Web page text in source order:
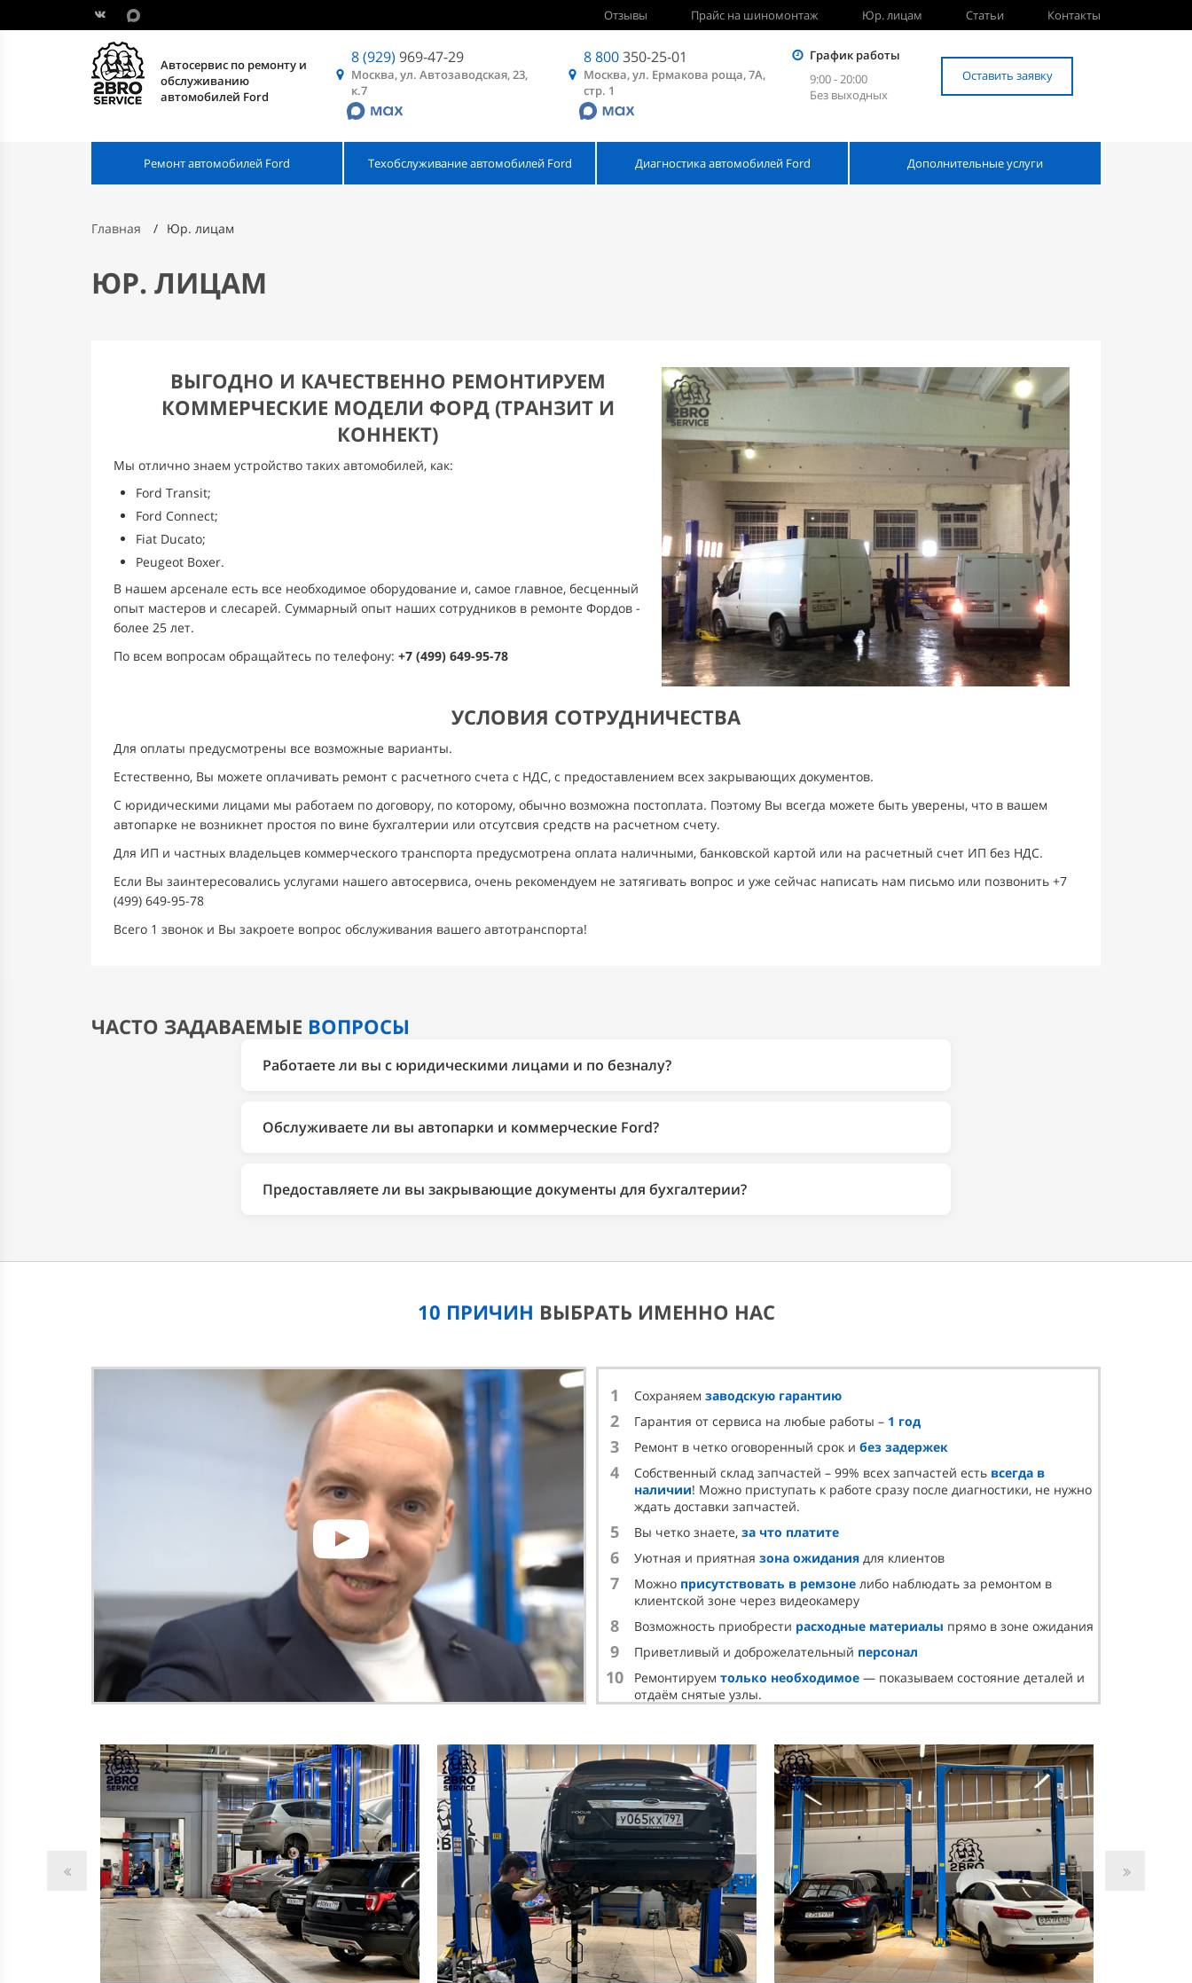
Отзывы Прайс на шиномонтаж Юр. лицам Статьи Контакты
Автосервис по ремонту и
обслуживанию
автомобилей Ford
8 (929) 969-47-29
Москва, ул. Автозаводская, 23,
к.7
8 800350-25-01
Москва, ул. Ермакова роща, 7А,
стр. 1
График работы
9:00 - 20:00
Без выходных
Оставить заявку
Ремонт автомобилей Ford Техобслуживание автомобилей Ford Диагностика автомобилей Ford Дополнительные услуги
Главная Юр. лицам
ЮР. ЛИЦАМ
ВЫГОДНО И КАЧЕСТВЕННО РЕМОНТИРУЕМ
КОММЕРЧЕСКИЕ МОДЕЛИ ФОРД (ТРАНЗИТ И
КОННЕКТ)
Мы отлично знаем устройство таких автомобилей, как:
Ford Transit;
Ford Connect;
Fiat Ducato;
Peugeot Boxer.
В нашем арсенале есть все необходимое оборудование и, самое главное, бесценный
опыт мастеров и слесарей. Суммарный опыт наших сотрудников в ремонте Фордов -
более 25 лет.
По всем вопросам обращайтесь по телефону: +7 (499) 649-95-78
УСЛОВИЯ СОТРУДНИЧЕСТВА
Для оплаты предусмотрены все возможные варианты.
Естественно, Вы можете оплачивать ремонт с расчетного счета с НДС, с предоставлением всех закрывающих документов.
С юридическими лицами мы работаем по договору, по которому, обычно возможна постоплата. Поэтому Вы всегда можете быть уверены, что в вашем
автопарке не возникнет простоя по вине бухгалтерии или отсутсвия средств на расчетном счету.
Для ИП и частных владельцев коммерческого транспорта предусмотрена оплата наличными, банковской картой или на расчетный счет ИП без НДС.
Если Вы заинтересовались услугами нашего автосервиса, очень рекомендуем не затягивать вопрос и уже сейчас написать нам письмо или позвонить +7
(499) 649-95-78
Всего 1 звонок и Вы закроете вопрос обслуживания вашего автотранспорта!
ЧАСТО ЗАДАВАЕМЫЕ ВОПРОСЫ
Работаете ли вы с юридическими лицами и по безналу?
как с НДС, так и без НДС — по выбору организации.
Обслуживаете ли вы автопарки и коммерческие Ford?
Ford Transit, к сожалению, не обслуживаем — он не проходит по высоте при подъёме на подъёмник.
Предоставляете ли вы закрывающие документы для бухгалтерии?
10 ПРИЧИН ВЫБРАТЬ ИМЕННО НАС
1 Сохраняем заводскую гарантию
2 Гарантия от сервиса на любые работы – 1 год
3 Ремонт в четко оговоренный срок и без задержек
4 Собственный склад запчастей – 99% всех запчастей есть всегда в
наличии! Можно приступать к работе сразу после диагностики, не нужно
ждать доставки запчастей.
5 Вы четко знаете, за что платите
6 Уютная и приятная зона ожидания для клиентов
7 Можно присутствовать в ремзоне либо наблюдать за ремонтом в
клиентской зоне через видеокамеру
8 Возможность приобрести расходные материалы прямо в зоне ожидания
9 Приветливый и доброжелательный персонал
10 Ремонтируем только необходимое — показываем состояние деталей и
отдаём снятые узлы.